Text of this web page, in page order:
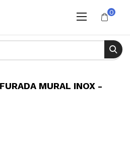
0
MURAL INOX -